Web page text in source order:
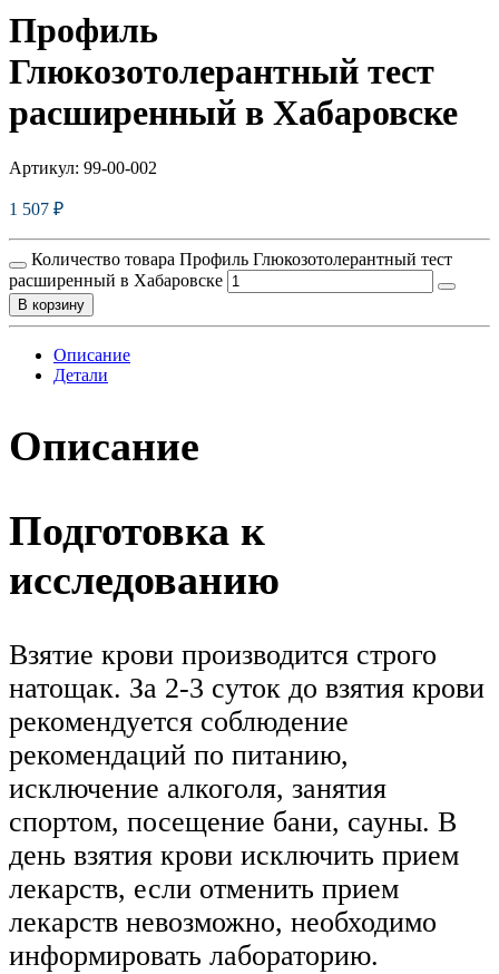
Профиль
Глюкозотолерантный тест
расширенный в Хабаровске
Артикул: 99-00-002
1 507 ₽
Количество товара Профиль Глюкозотолерантный тест
расширенный в Хабаровске
В корзину
Описание
Детали
Описание
Подготовка к
исследованию
Взятие крови производится строго
натощак. За 2-3 суток до взятия крови
рекомендуется соблюдение
рекомендаций по питанию,
исключение алкоголя, занятия
спортом, посещение бани, сауны. В
день взятия крови исключить прием
лекарств, если отменить прием
лекарств невозможно, необходимо
информировать лабораторию.